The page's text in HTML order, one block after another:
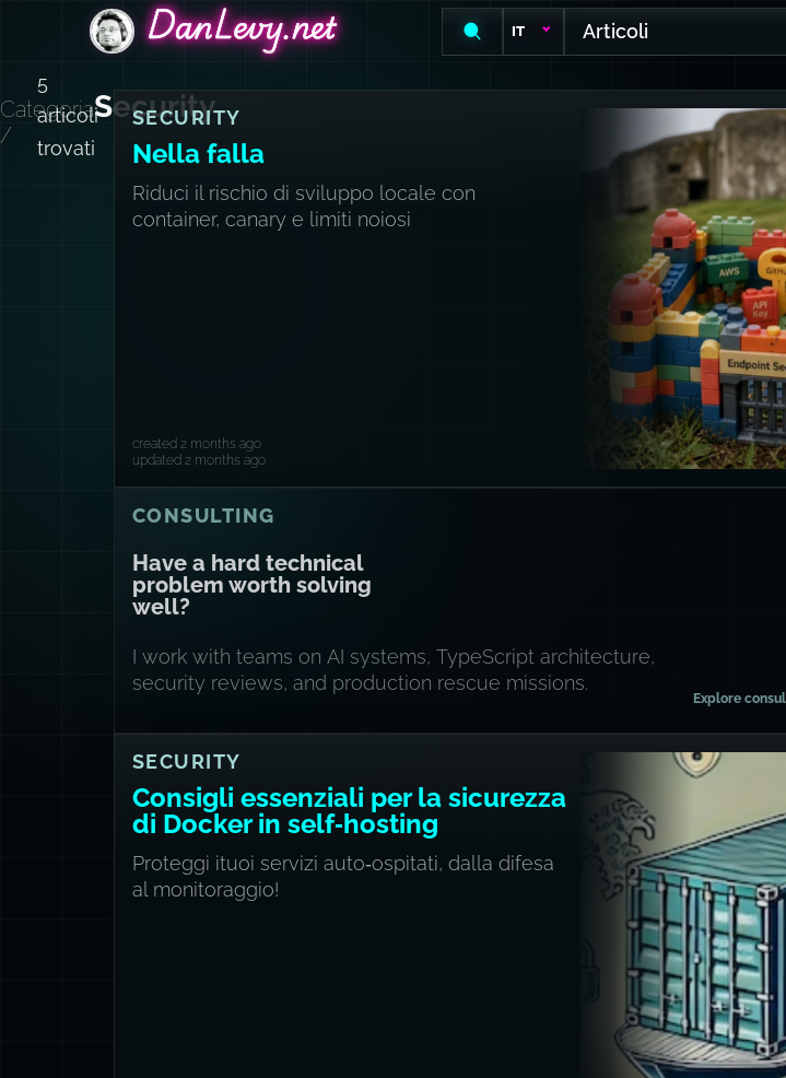
DanLevy.netDanLevy.net
DanLevy.net IT Articoli
Categoria
/
Security
5
articoli
trovati
SECURITY
Nella falla
Riduci il rischio di sviluppo locale con
container, canary e limiti noiosi
created 2 months ago
updated 2 months ago
CONSULTING
Have a hard technical
problem worth solving
well?
I work with teams on AI systems, TypeScript architecture,
security reviews, and production rescue missions.
Explore
SECURITY
Consigli essenziali per la sicurezza
di Docker in self‑hosting
Proteggi ituoi servizi auto‑ospitati, dalla difesa
al monitoraggio!